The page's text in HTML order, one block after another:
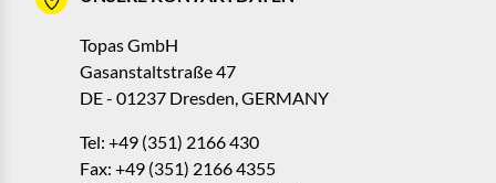
Topas GmbH
Gasanstaltstraße 47
DE - 01237 Dresden, GERMANY
Tel: +49 (351) 2166 430
Fax: +49 (351) 2166 4355